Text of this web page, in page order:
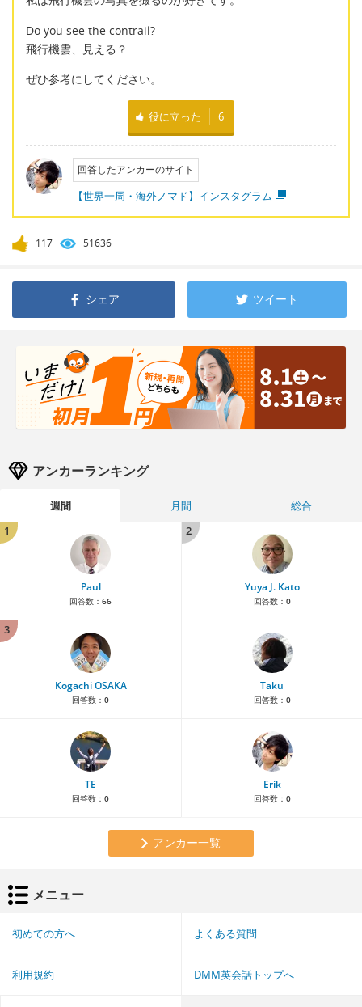
Do you see the contrail?
飛行機雲、見える？
ぜひ参考にしてください。
役に立った 6
回答したアンカーのサイト
【世界一周・海外ノマド】インスタグラム
117 51636
シェア ツイート
アンカーランキング
週間 月間
総合
1
Paul
回答数： 66
2
Yuya J. Kato
回答数： 0
3
Kogachi OSAKA
回答数： 0
Taku
回答数： 0
TE
回答数： 0
Erik
回答数： 0
アンカー一覧
メニュー
初めての方へ よくある質問
利用規約 DMM英会話トップへ